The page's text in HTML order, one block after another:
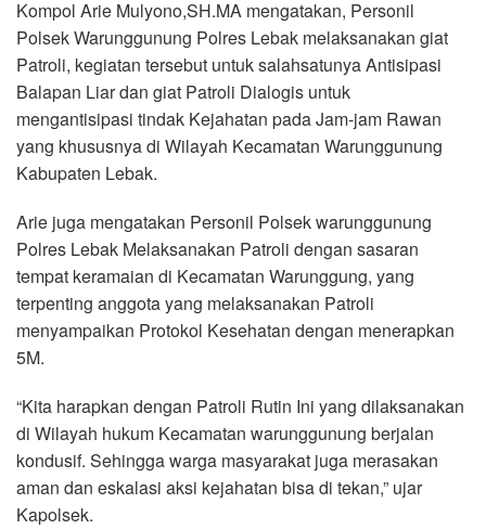
Kompol Arie Mulyono,SH.MA mengatakan, Personil
Polsek Warunggunung Polres Lebak melaksanakan giat
Patroli, kegiatan tersebut untuk salahsatunya Antisipasi
Balapan Liar dan giat Patroli Dialogis untuk
mengantisipasi tindak Kejahatan pada Jam-jam Rawan
yang khususnya di Wilayah Kecamatan Warunggunung
Kabupaten Lebak.
Arie juga mengatakan Personil Polsek warunggunung
Polres Lebak Melaksanakan Patroli dengan sasaran
tempat keramaian di Kecamatan Warunggung, yang
terpenting anggota yang melaksanakan Patroli
menyampaikan Protokol Kesehatan dengan menerapkan
5M.
“Kita harapkan dengan Patroli Rutin Ini yang dilaksanakan
di Wilayah hukum Kecamatan warunggunung berjalan
kondusif. Sehingga warga masyarakat juga merasakan
aman dan eskalasi aksi kejahatan bisa di tekan,” ujar
Kapolsek.